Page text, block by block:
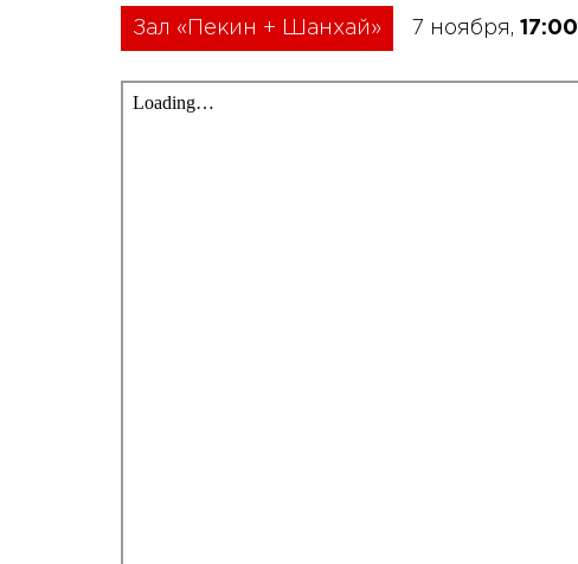
Зал «Пекин + Шанхай» 7 ноября, 17:00